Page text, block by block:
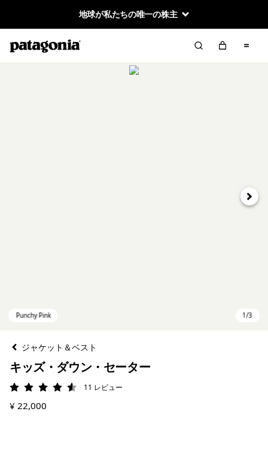
地球が私たちの唯一の株主
次へ
ジャケット＆ベスト
キッズ・ダウン・セーター
評価: 4.5 / 5
11 レビュー
¥ 22,000